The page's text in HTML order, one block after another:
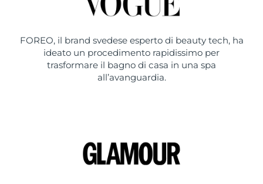
FOREO, il brand svedese esperto di beauty tech, ha
ideato un procedimento rapidissimo per
trasformare il bagno di casa in una spa
all’avanguardia.